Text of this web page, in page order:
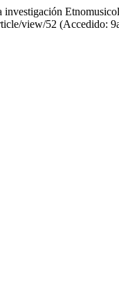
investigación
view/52 (Accedido: